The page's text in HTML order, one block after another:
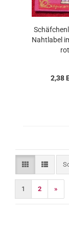
Nahtlabel
rot
2,38
1 2 »